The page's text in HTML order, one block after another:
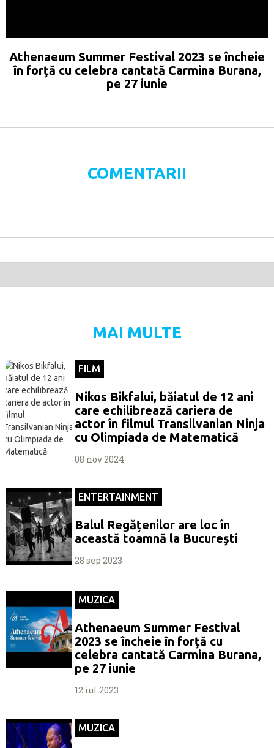
Athenaeum Summer Festival 2023 se încheie
în forță cu celebra cantată Carmina Burana,
pe 27 iunie
COMENTARII
MAI MULTE
FILM
Nikos Bikfalui, băiatul de 12 ani
care echilibrează cariera de
actor în filmul Transilvanian Ninja
cu Olimpiada de Matematică
08 nov 2024
ENTERTAINMENT
Balul Regățenilor are loc în
această toamnă la București
28 sep 2023
MUZICA
Athenaeum Summer Festival
2023 se încheie în forță cu
celebra cantată Carmina Burana,
pe 27 iunie
12 iul 2023
MUZICA